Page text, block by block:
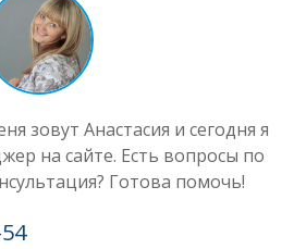
зовут Анастасия и сегодня я
на сайте. Есть вопросы по
Готова помочь!